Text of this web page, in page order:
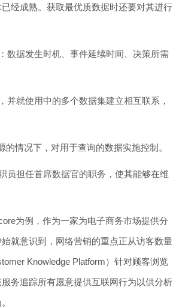
经成熟。获取最优质数据时还要对其进行
数据发生时机、事件延续时间、决策所需
并就使用中的多个数据集建立相互联系，
情况下，对用于查询的数据实施控制。
员担任首席数据官的职务，使其能够在维
为例，作为一家为电子商务市场提供分
就意识到，网络营销的重点正从访客数量
Knowledge Platform）针对顾客浏览
务追踪所有愿意提供互联网行为以供分析